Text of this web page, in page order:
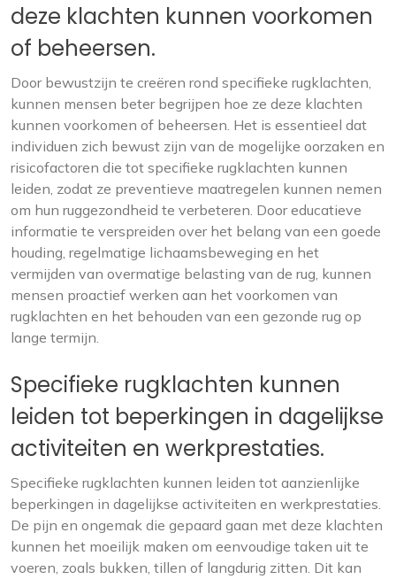
deze klachten kunnen voorkomen
of beheersen.
Door bewustzijn te creëren rond specifieke rugklachten,
kunnen mensen beter begrijpen hoe ze deze klachten
kunnen voorkomen of beheersen. Het is essentieel dat
individuen zich bewust zijn van de mogelijke oorzaken en
risicofactoren die tot specifieke rugklachten kunnen
leiden, zodat ze preventieve maatregelen kunnen nemen
om hun ruggezondheid te verbeteren. Door educatieve
informatie te verspreiden over het belang van een goede
houding, regelmatige lichaamsbeweging en het
vermijden van overmatige belasting van de rug, kunnen
mensen proactief werken aan het voorkomen van
rugklachten en het behouden van een gezonde rug op
lange termijn.
Specifieke rugklachten kunnen
leiden tot beperkingen in dagelijkse
activiteiten en werkprestaties.
Specifieke rugklachten kunnen leiden tot aanzienlijke
beperkingen in dagelijkse activiteiten en werkprestaties.
De pijn en ongemak die gepaard gaan met deze klachten
kunnen het moeilijk maken om eenvoudige taken uit te
voeren, zoals bukken, tillen of langdurig zitten. Dit kan